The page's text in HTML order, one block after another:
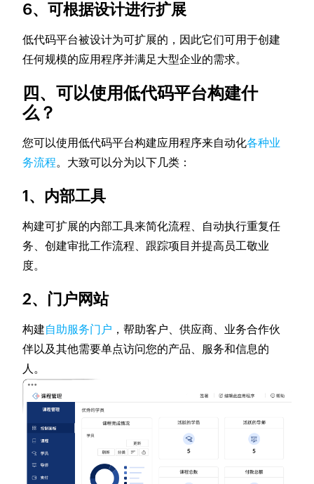
6、可根据设计进行扩展
低代码平台被设计为可扩展的，因此它们可用于创建
任何规模的应用程序并满足大型企业的需求。
四、可以使用低代码平台构建什
么？
您可以使用低代码平台构建应用程序来自动化各种业
务流程。大致可以分为以下几类：
1、内部工具
构建可扩展的内部工具来简化流程、自动执行重复任
务、创建审批工作流程、跟踪项目并提高员工敬业
度。
2、门户网站
构建自助服务门户 ，帮助客户、供应商、业务合作伙
伴以及其他需要单点访问您的产品、服务和信息的
人。